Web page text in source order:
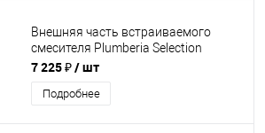
Внешняя часть встраиваемого
смесителя Plumberia Selection
XO1001CR
7 225 ₽/ шт
Подробнее